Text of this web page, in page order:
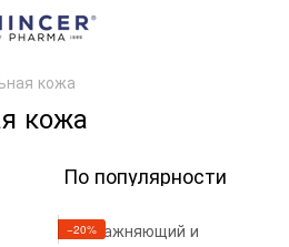
кожа
кожа
По популярности
−20%